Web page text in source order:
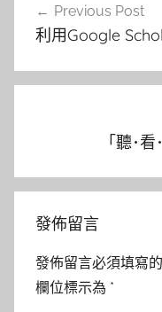
章
覽
Previous Post
利用Google
「聽･
發佈留言
發佈留言必須填寫
欄位標示為 *